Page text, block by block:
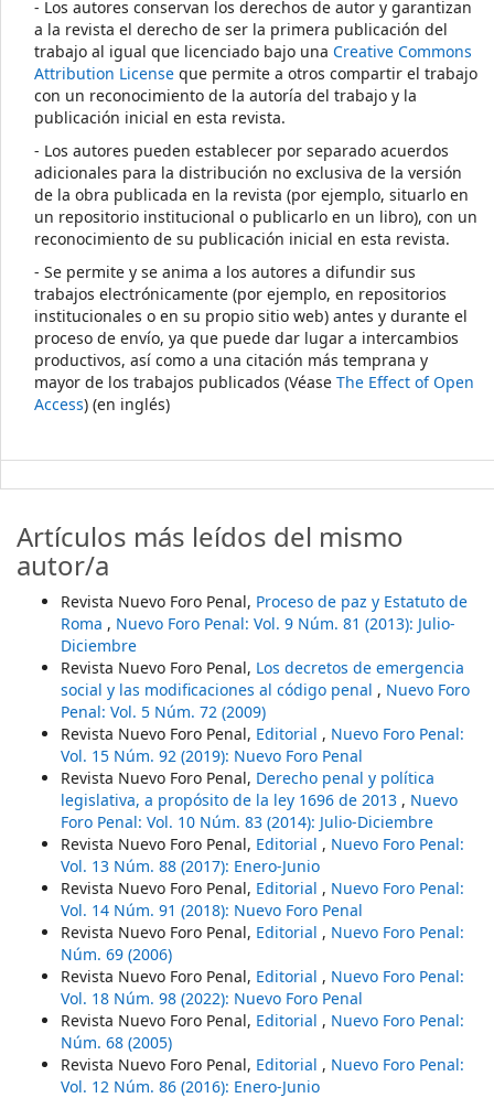
- Los autores conservan los derechos de autor y garantizan
a la revista el derecho de ser la primera publicación del
trabajo al igual que licenciado bajo una Creative Commons
Attribution License que permite a otros compartir el trabajo
con un reconocimiento de la autoría del trabajo y la
publicación inicial en esta revista.
- Los autores pueden establecer por separado acuerdos
adicionales para la distribución no exclusiva de la versión
de la obra publicada en la revista (por ejemplo, situarlo en
un repositorio institucional o publicarlo en un libro), con un
reconocimiento de su publicación inicial en esta revista.
- Se permite y se anima a los autores a difundir sus
trabajos electrónicamente (por ejemplo, en repositorios
institucionales o en su propio sitio web) antes y durante el
proceso de envío, ya que puede dar lugar a intercambios
productivos, así como a una citación más temprana y
mayor de los trabajos publicados (Véase The Effect of Open
Access) (en inglés)
Artículos más leídos del mismo
autor/a
Revista Nuevo Foro Penal, Proceso de paz y Estatuto de
Roma , Nuevo Foro Penal: Vol. 9 Núm. 81 (2013): Julio-
Diciembre
Revista Nuevo Foro Penal, Los decretos de emergencia
social y las modificaciones al código penal , Nuevo Foro
Penal: Vol. 5 Núm. 72 (2009)
Revista Nuevo Foro Penal, Editorial , Nuevo Foro Penal:
Vol. 15 Núm. 92 (2019): Nuevo Foro Penal
Revista Nuevo Foro Penal, Derecho penal y política
legislativa, a propósito de la ley 1696 de 2013 , Nuevo
Foro Penal: Vol. 10 Núm. 83 (2014): Julio-Diciembre
Revista Nuevo Foro Penal, Editorial , Nuevo Foro Penal:
Vol. 13 Núm. 88 (2017): Enero-Junio
Revista Nuevo Foro Penal, Editorial , Nuevo Foro Penal:
Vol. 14 Núm. 91 (2018): Nuevo Foro Penal
Revista Nuevo Foro Penal, Editorial , Nuevo Foro Penal:
Núm. 69 (2006)
Revista Nuevo Foro Penal, Editorial , Nuevo Foro Penal:
Vol. 18 Núm. 98 (2022): Nuevo Foro Penal
Revista Nuevo Foro Penal, Editorial , Nuevo Foro Penal:
Núm. 68 (2005)
Revista Nuevo Foro Penal, Editorial , Nuevo Foro Penal:
Vol. 12 Núm. 86 (2016): Enero-Junio